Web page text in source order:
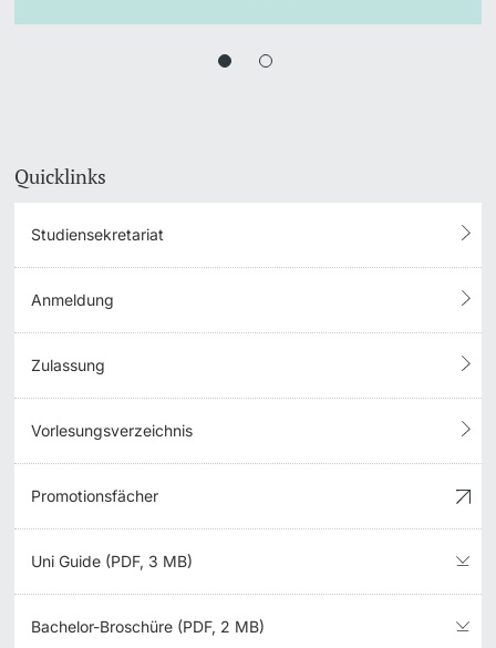
Quicklinks
Studiensekretariat
Anmeldung
Zulassung
Vorlesungsverzeichnis
Promotionsfächer
Uni Guide (PDF, 3 MB)
Bachelor-Broschüre (PDF, 2 MB)